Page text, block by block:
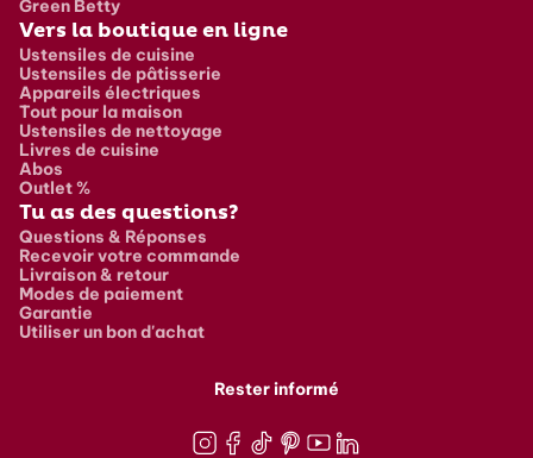
Green Betty
Vers la boutique en ligne
Ustensiles de cuisine
Ustensiles de pâtisserie
Appareils électriques
Tout pour la maison
Ustensiles de nettoyage
Livres de cuisine
Abos
Outlet %
Tu as des questions?
Questions & Réponses
Recevoir votre commande
Livraison & retour
Modes de paiement
Garantie
Utiliser un bon d'achat
Rester informé